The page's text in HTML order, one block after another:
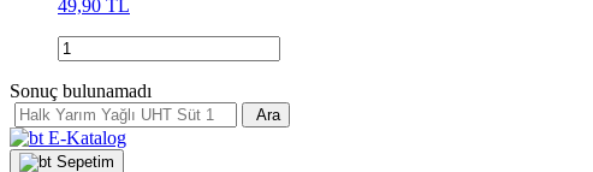
49,90 TL
Sonuç bulunamadı
Ara
E-Katalog
Sepetim